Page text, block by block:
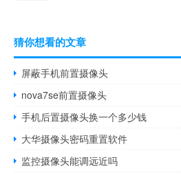
猜你想看的文章
屏蔽手机前置摄像头
nova7se前置摄像头
手机后置摄像头换一个多少钱
大华摄像头密码重置软件
监控摄像头能调远近吗